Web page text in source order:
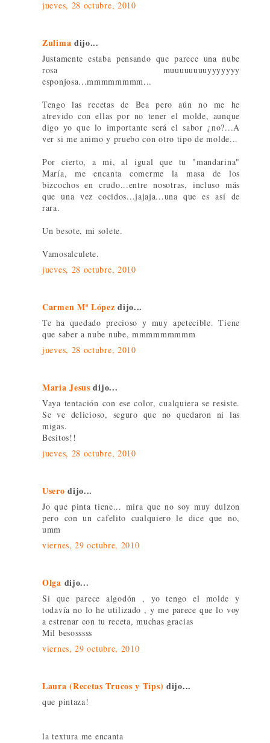
jueves, 28 octubre, 2010
Zulima dijo...
Justamente estaba pensando que parece una nube
rosa muuuuuuuuyyyyyyy
esponjosa...mmmmmmmm...
Tengo las recetas de Bea pero aún no me he
atrevido con ellas por no tener el molde, aunque
digo yo que lo importante será el sabor ¿no?...A
ver si me animo y pruebo con otro tipo de molde...
Por cierto, a mi, al igual que tu "mandarina"
María, me encanta comerme la masa de los
bizcochos en crudo...entre nosotras, incluso más
que una vez cocidos...jajaja...una que es así de
rara.
Un besote, mi solete.
Vamosalculete.
jueves, 28 octubre, 2010
Carmen Mª López dijo...
Te ha quedado precioso y muy apetecible. Tiene
que saber a nube nube, mmmmmmmmm
jueves, 28 octubre, 2010
Maria Jesus dijo...
Vaya tentación con ese color, cualquiera se resiste.
Se ve delicioso, seguro que no quedaron ni las
migas.
Besitos!!
jueves, 28 octubre, 2010
Usero dijo...
Jo que pinta tiene... mira que no soy muy dulzon
pero con un cafelito cualquiero le dice que no,
umm
viernes, 29 octubre, 2010
Olga dijo...
Si que parece algodón , yo tengo el molde y
todavía no lo he utilizado , y me parece que lo voy
a estrenar con tu receta, muchas gracias
Mil besosssss
viernes, 29 octubre, 2010
Laura (Recetas Trucos y Tips) dijo...
que pintaza!
la textura me encanta